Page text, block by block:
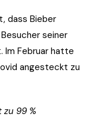
dass Bieber
seiner
Im Februar hatte
angesteckt zu
zu 99 %